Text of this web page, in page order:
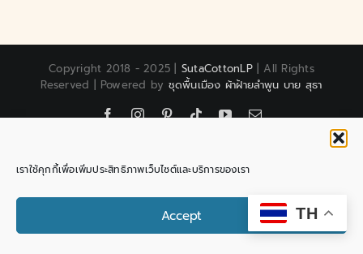
เราใช้คุกกี้เพื่อเพิ่มประสิทธิภาพเว็บไซต์และบริการของเรา
Accept
Copyright 2018 - 2025 | SutaCottonLP| All Rights
Reserved | Powered by ชุดพื้นเมือง ผ้าฝ้ายลำพูน บาย สุธา
FacebookInstagramPinterestTiktokYouTubeEmail
TH